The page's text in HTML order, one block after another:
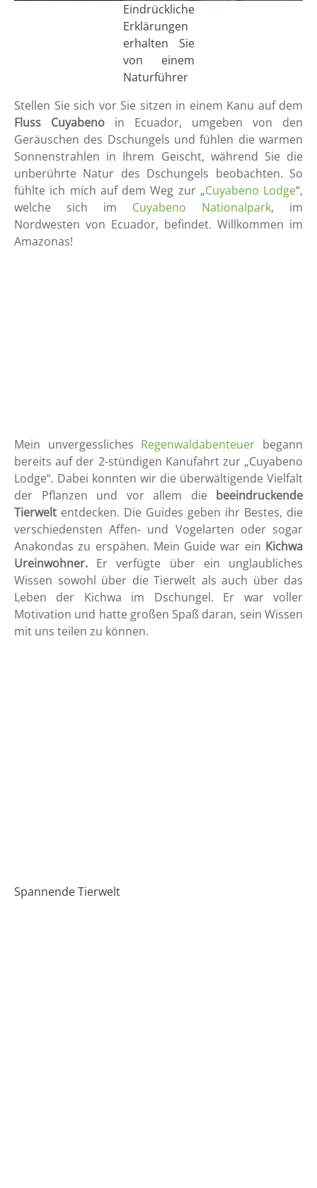
Eindrückliche
Erklärungen
erhalten Sie
von einem
Naturführer
Stellen Sie sich vor Sie sitzen in einem Kanu auf dem
Fluss Cuyabeno in Ecuador, umgeben von den
Geräuschen des Dschungels und fühlen die warmen
Sonnenstrahlen in Ihrem Geischt, während Sie die
unberührte Natur des Dschungels beobachten. So
fühlte ich mich auf dem Weg zur „Cuyabeno Lodge“,
welche sich im Cuyabeno Nationalpark, im
Nordwesten von Ecuador, befindet. Willkommen im
Amazonas!
Mein unvergessliches Regenwaldabenteuer begann
bereits auf der 2-stündigen Kanufahrt zur „Cuyabeno
Lodge“. Dabei konnten wir die überwältigende Vielfalt
der Pflanzen und vor allem die beeindruckende
Tierwelt entdecken. Die Guides geben ihr Bestes, die
verschiedensten Affen- und Vogelarten oder sogar
Anakondas zu erspähen. Mein Guide war ein Kichwa
Ureinwohner. Er verfügte über ein unglaubliches
Wissen sowohl über die Tierwelt als auch über das
Leben der Kichwa im Dschungel. Er war voller
Motivation und hatte großen Spaß daran, sein Wissen
mit uns teilen zu können.
Spannende Tierwelt